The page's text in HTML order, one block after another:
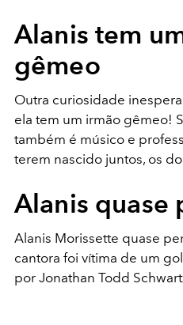
Alanis tem
gêmeo
Outra curiosidade
ela tem um irmão gêmeo!
também é músico e
terem nascido juntos, os
Alanis quase
Alanis Morissette quase
cantora foi vítima de um
por Jonathan Todd